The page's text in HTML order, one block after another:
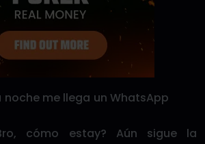
noche me llega un WhatsApp
cómo estay? Aún sigue la